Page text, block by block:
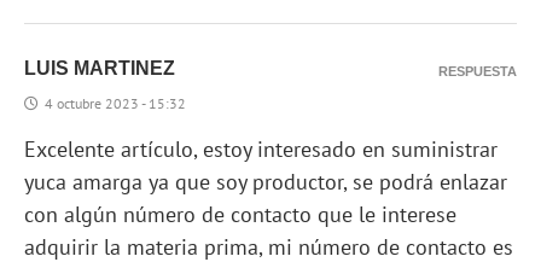
LUIS MARTINEZ
4 octubre 2023 - 15:32
Excelente artículo, estoy interesado en suministrar
yuca amarga ya que soy productor, se podrá enlazar
con algún número de contacto que le interese
adquirir la materia prima, mi número de contacto es
RESPUESTA